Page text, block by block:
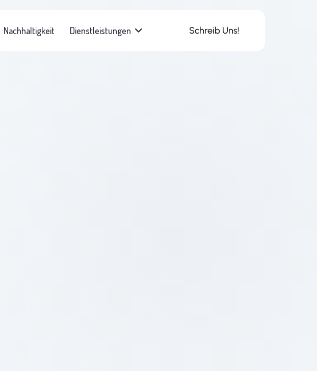
Nachhaltigkeit Dienstleistungen Schreib Uns!